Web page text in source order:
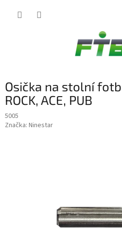
Osička na stolní
ROCK, ACE, PUB
5005
Značka: Ninestar